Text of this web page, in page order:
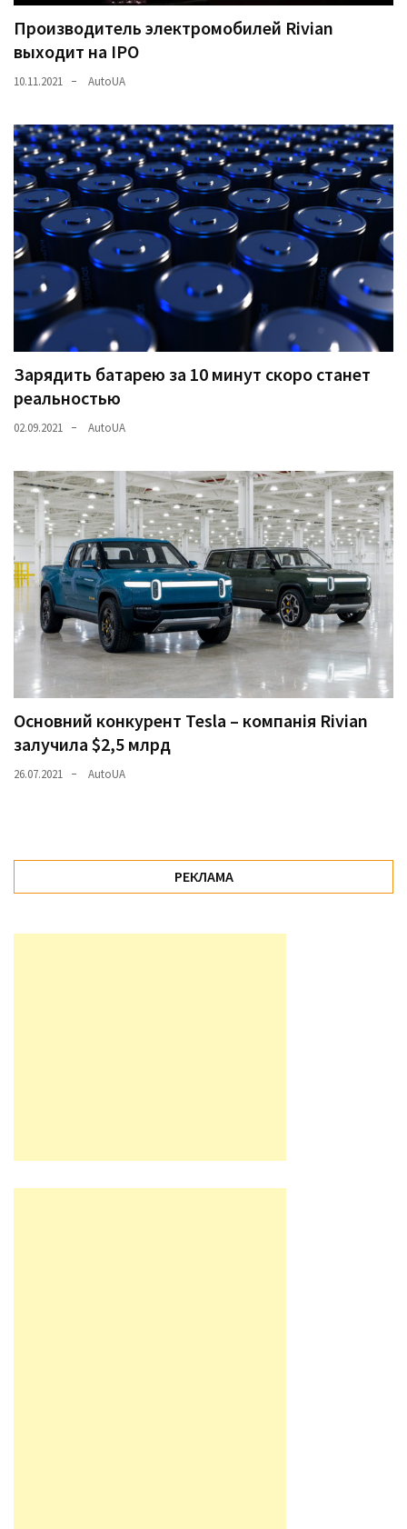
Производитель электромобилей Rivian
выходит на IPO
10.11.2021 AutoUA
Зарядить батарею за 10 минут скоро станет
реальностью
02.09.2021 AutoUA
Основний конкурент Tesla – компанія Rivian
залучила $2,5 млрд
26.07.2021 AutoUA
РЕКЛАМА